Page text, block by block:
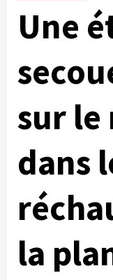
Une
sur le
dans
la